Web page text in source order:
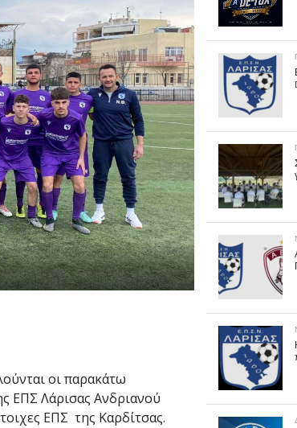
οι παρακάτω
ΕΠΣ Λάρισας Ανδριανού
ΕΠΣ της Καρδίτσας.